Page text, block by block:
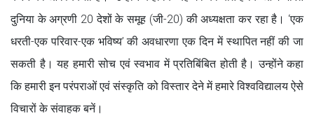
दुनिया के अग्रणी 20 देशों के समूह (जी-20) की अध्यक्षता कर रहा है। ‘एक
धरती-एक परिवार-एक भविष्य’ की अवधारणा एक दिन में स्थापित नहीं की जा
सकती है। यह हमारी सोच एवं स्वभाव में प्रतिबिंबित होती है। उन्होंने कहा
कि हमारी इन परंपराओं एवं संस्कृति को विस्तार देने में हमारे विश्वविद्यालय ऐसे
विचारों के संवाहक बनें।